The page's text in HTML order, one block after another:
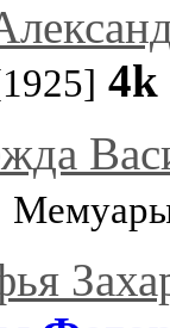
4k